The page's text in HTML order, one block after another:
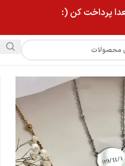
پرداخت کن (: